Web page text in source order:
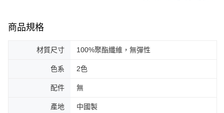
商品規格
材質尺寸 100%聚酯纖維，無彈性
色系 2色
配件 無
產地 中國製